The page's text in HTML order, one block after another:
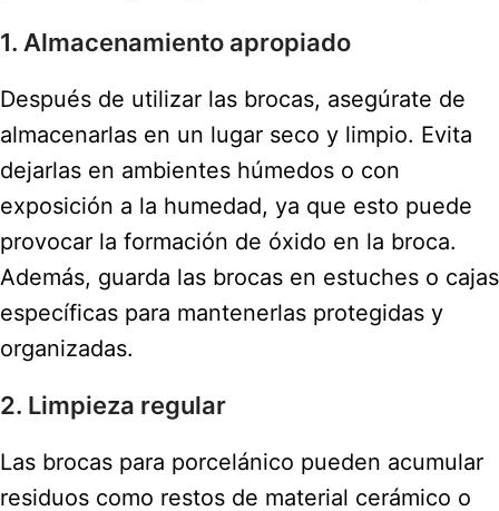
1. Almacenamiento apropiado
Después de utilizar las brocas, asegúrate de
almacenarlas en un lugar seco y limpio. Evita
dejarlas en ambientes húmedos o con
exposición a la humedad, ya que esto puede
provocar la formación de óxido en la broca.
Además, guarda las brocas en estuches o cajas
específicas para mantenerlas protegidas y
organizadas.
2. Limpieza regular
Las brocas para porcelánico pueden acumular
residuos como restos de material cerámico o